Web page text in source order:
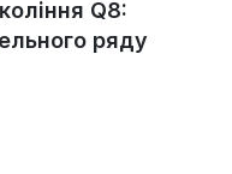
Q8:
ряду